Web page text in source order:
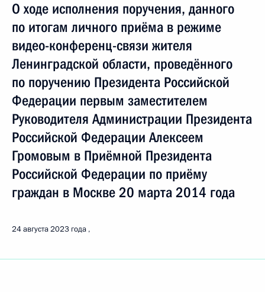
О ходе исполнения поручения, данного
по итогам личного приёма в режиме
видео-конференц-связи жителя
Ленинградской области, проведённого
по поручению Президента Российской
Федерации первым заместителем
Руководителя Администрации Президента
Российской Федерации Алексеем
Громовым в Приёмной Президента
Российской Федерации по приёму
граждан в Москве 20 марта 2014 года
24 августа 2023 года